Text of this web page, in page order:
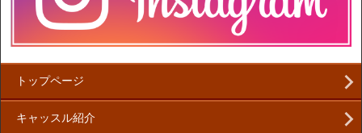
トップページ
キャッスル紹介